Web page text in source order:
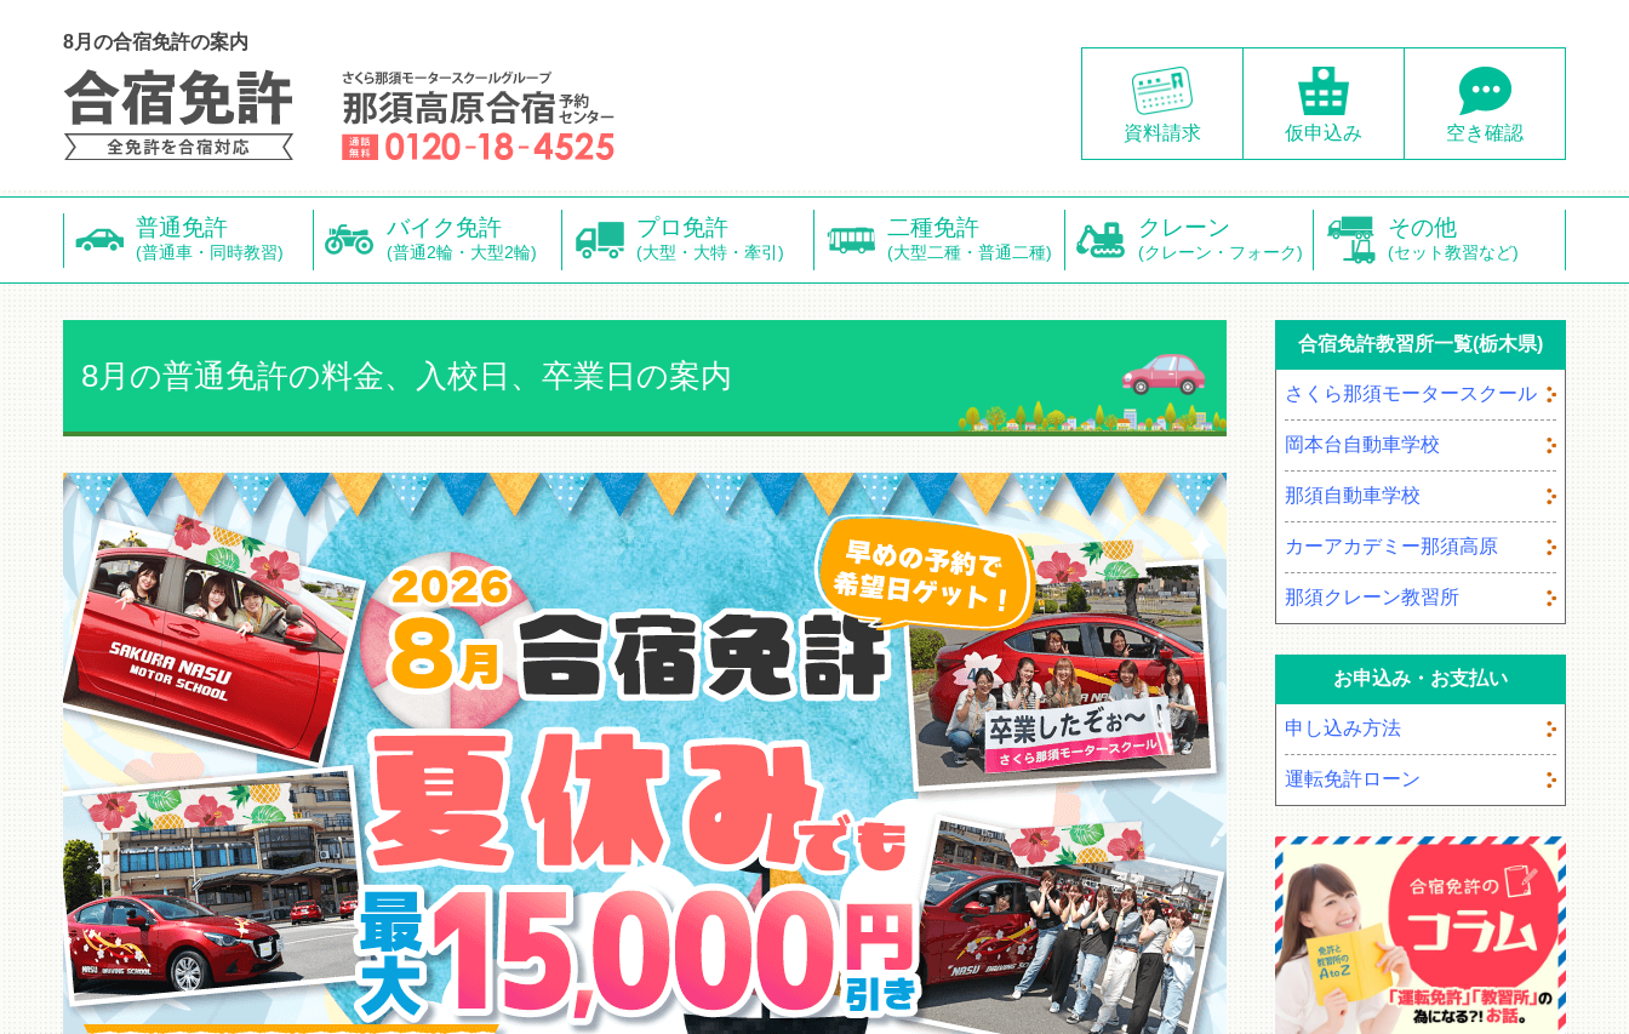
8月の合宿免許の案内
資料請求 仮申込み 空き確認
普通免許
(普通車・同時教習)
バイク免許
(普通2輪・大型2輪)
プロ免許
(大型・大特・牽引)
二種免許
(大型二種・普通二種)
クレーン
(クレーン・フォーク)
その他
(セット教習など)
8月の普通免許の料金、入校日、卒業日の案内
合宿免許教習所一覧(栃木県)
さくら那須モータースクール
岡本台自動車学校
那須自動車学校
カーアカデミー那須高原
那須クレーン教習所
お申込み・お支払い
申し込み方法
運転免許ローン